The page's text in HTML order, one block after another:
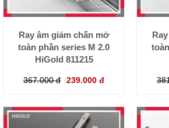
Ray âm giảm chấn mở
toàn phần series M 2.0
HiGold 811215
367.000 đ 239.000 đ